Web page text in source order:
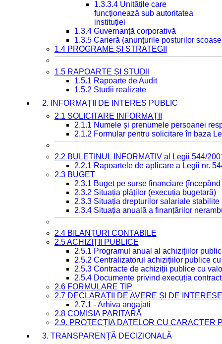
1.3.3.4 Unitățile care
funcționează sub autoritatea
instituției
1.3.4 Guvernanță corporativă
1.3.5 Carieră (anunțurile posturilor
1.4 PROGRAME ȘI STRATEGII
1.5 RAPOARTE ȘI STUDII
1.5.1 Rapoarte de Audit
1.5.2 Studii realizate
2. INFORMAȚII DE INTERES PUBLIC
2.1 SOLICITARE INFORMAȚII
2.1.1 Numele și prenumele persoanei
2.1.2 Formular pentru solicitare în baza
2.2 BULETINUL INFORMATIV al Legii 544/
2.2.1 Rapoartele de aplicare a Legii nr.
2.3 BUGET
2.3.1 Buget pe surse financiare
2.3.2 Situația plăților (execuția bugetară)
2.3.3 Situația drepturilor salariale
2.3.4 Situația anuală a finanțărilor
2.4 BILANȚURI CONTABILE
2.5 ACHIZIȚII PUBLICE
2.5.1 Programul anual al achizițiilor
2.5.2 Centralizatorul achizițiilor publice
2.5.3 Contracte de achiziții publice cu
2.5.4 Documente privind execuția
2.6 FORMULARE TIP
2.7 DECLARAȚII DE AVERE ȘI DE INTERESE
2.7.1 - Arhiva angajati
2.8 COMISIA PARITARĂ
2.9. PROTECȚIA DATELOR CU CARACTER
3. TRANSPARENȚĂ DECIZIONALĂ